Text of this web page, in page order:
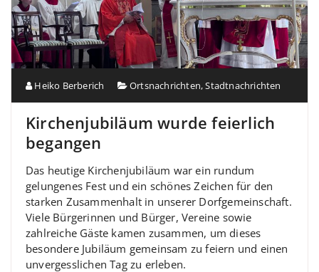
Heiko Berberich Ortsnachrichten,Stadtnachrichten
Kirchenjubiläum wurde feierlich
begangen
Das heutige Kirchenjubiläum war ein rundum
gelungenes Fest und ein schönes Zeichen für den
starken Zusammenhalt in unserer Dorfgemeinschaft.
Viele Bürgerinnen und Bürger, Vereine sowie
zahlreiche Gäste kamen zusammen, um dieses
besondere Jubiläum gemeinsam zu feiern und einen
unvergesslichen Tag zu erleben.